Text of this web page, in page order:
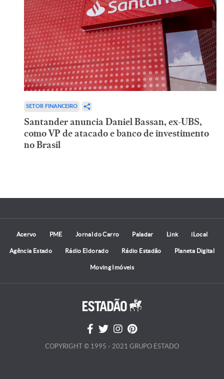
SETOR FINANCEIRO
Santander anuncia Daniel Bassan, ex-UBS,
como VP de atacado e banco de investimento
no Brasil
Acervo PME Jornal do Carro Paladar Link iLocal
Agência Estado Rádio Eldorado Rádio Estadão Planeta Digital
Moving Imóveis
COPYRIGHT © 1995 - 2021 GRUPO ESTADO